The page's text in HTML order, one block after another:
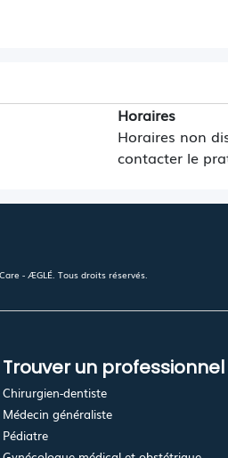
Horaires
Horaires non
contacter le
- ÆGLÉ. Tous droits réservés.
Trouver un
Chirurgien-dentiste
Médecin généraliste
Pédiatre